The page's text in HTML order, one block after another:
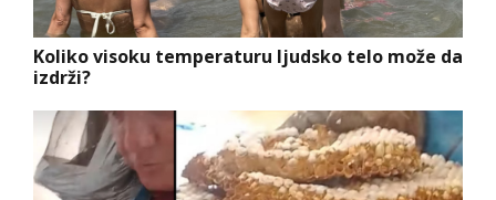
Koliko visoku temperaturu ljudsko telo može da
izdrži?